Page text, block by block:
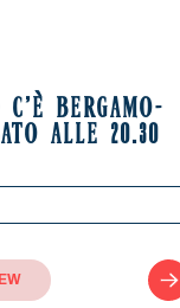
BERGAMO-
ALLE 20.30